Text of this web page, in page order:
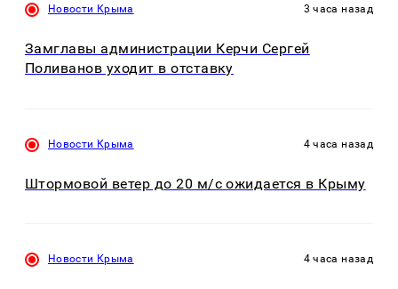
Новости Крыма 3 часа назад
Замглавы администрации Керчи Сергей
Поливанов уходит в отставку
Новости Крыма 4 часа назад
Штормовой ветер до 20 м/с ожидается в Крыму
Новости Крыма 4 часа назад